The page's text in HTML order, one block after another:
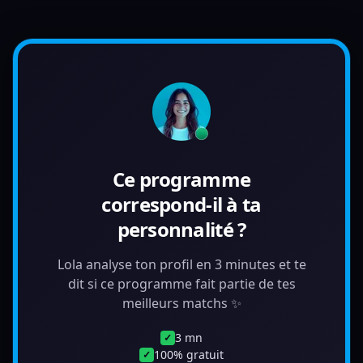
Ce programme
correspond-il à ta
personnalité ?
Lola analyse ton profil en 3 minutes et te
dit si ce programme fait partie de tes
meilleurs matchs ✨
✓ 3 mn
✓ 100% gratuit